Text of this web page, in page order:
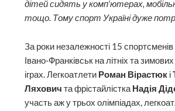
дітей сидять у комп’ютерах,
тощо. Тому спорт Україні дуже
За роки незалежності 15
Івано-Франківськ на літніх та
іграх. Легкоатлети Роман Вірастюк і
Ляхович та фрістайлістка Надія
участь аж у трьох олімпіадах,